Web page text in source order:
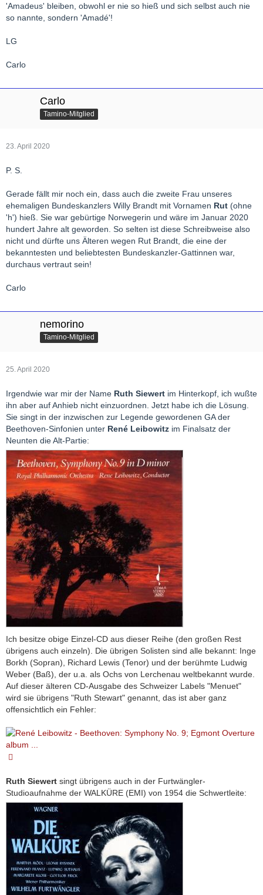
'Amadeus' bleiben, obwohl er nie so hieß und sich selbst auch nie
so nannte, sondern 'Amadé'!
LG
Carlo
Carlo
Tamino-Mitglied
23. April 2020
P. S.
Gerade fällt mir noch ein, dass auch die zweite Frau unseres
ehemaligen Bundeskanzlers Willy Brandt mit Vornamen Rut (ohne
'h') hieß. Sie war gebürtige Norwegerin und wäre im Januar 2020
hundert Jahre alt geworden. So selten ist diese Schreibweise also
nicht und dürfte uns Älteren wegen Rut Brandt, die eine der
bekanntesten und beliebtesten Bundeskanzler-Gattinnen war,
durchaus vertraut sein!
Carlo
nemorino
Tamino-Mitglied
25. April 2020
Irgendwie war mir der Name Ruth Siewert im Hinterkopf, ich wußte
ihn aber auf Anhieb nicht einzuordnen. Jetzt habe ich die Lösung.
Sie singt in der inzwischen zur Legende gewordenen GA der
Beethoven-Sinfonien unter René Leibowitz im Finalsatz der
Neunten die Alt-Partie:
Ich besitze obige Einzel-CD aus dieser Reihe (den großen Rest
übrigens auch einzeln). Die übrigen Solisten sind alle bekannt: Inge
Borkh (Sopran), Richard Lewis (Tenor) und der berühmte Ludwig
Weber (Baß), der u.a. als Ochs von Lerchenau weltbekannt wurde.
Auf dieser älteren CD-Ausgabe des Schweizer Labels "Menuet"
wird sie übrigens "Ruth Stewart" genannt, das ist aber ganz
offensichtlich ein Fehler:
Ruth Siewert singt übrigens auch in der Furtwängler-
Studioaufnahme der WALKÜRE (EMI) von 1954 die Schwertleite: